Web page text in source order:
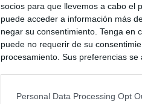
socios para que llevemos a cabo el
puede acceder a información más
negar su consentimiento. Tenga en
puede no requerir de su
procesamiento. Sus preferencias
Personal Data Processing Opt